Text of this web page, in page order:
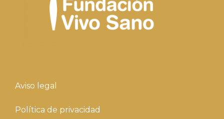
Aviso legal
Política de privacidad